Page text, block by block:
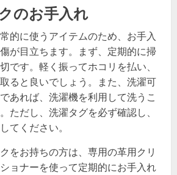
のお手入れ
的に使うアイテムのため、お手入
が目立ちます。まず、定期的に掃
です。軽く振ってホコリを払い、
ると良いでしょう。また、洗濯可
あれば、洗濯機を利用して洗うこ
ただし、洗濯タグを必ず確認し、
てください。
をお持ちの方は、専用の革用クリ
ョナーを使って定期的にお手入れ